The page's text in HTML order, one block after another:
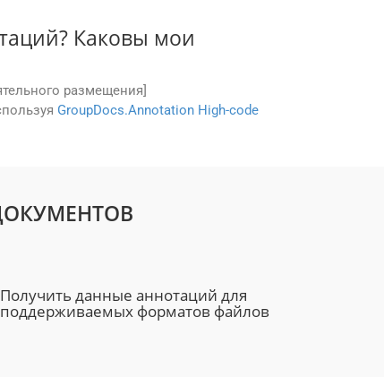
Каковы мои
размещения]
GroupDocs.Annotation High-code
Получить данные аннотаций для
поддерживаемых форматов файлов